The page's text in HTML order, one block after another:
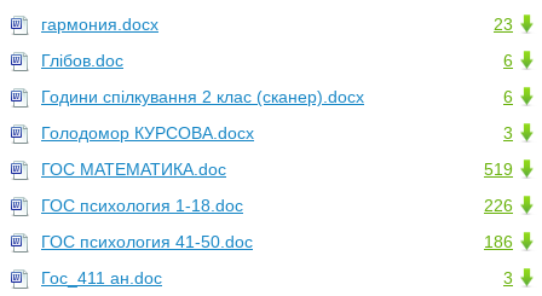
23
гармония.docx
6
Глібов.doc
6
Години спілкування 2 клас (сканер).docx
3
Голодомор КУРСОВА.docx
519
ГОС МАТЕМАТИКА.doc
226
ГОС психология 1-18.doc
186
ГОС психология 41-50.doc
3
Гос_411 ан.doc